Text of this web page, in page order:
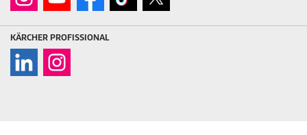
KÄRCHER PROFISSIONAL